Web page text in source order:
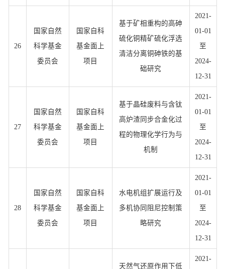
26
国家自然
科学基金
委员会
国家自科
基金面上
项目
基于矿相重构的高砷
硫化铜精矿硫化浮选
清洁分离铜砷铁的基
础研究
2021-
01-01
至
2024-
12-31
27
国家自然
科学基金
委员会
国家自科
基金面上
项目
基于晶硅废料与含钛
高炉渣同步合金化过
程的物理化学行为与
机制
2021-
01-01
至
2024-
12-31
28
国家自然
科学基金
委员会
国家自科
基金面上
项目
水电机组扩展运行及
多机协同阻尼控制策
略研究
2021-
01-01
至
2024-
12-31
天然气还原作用下低
2021-